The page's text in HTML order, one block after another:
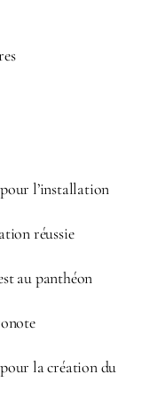
l’installation
réussie
au panthéon
la création du